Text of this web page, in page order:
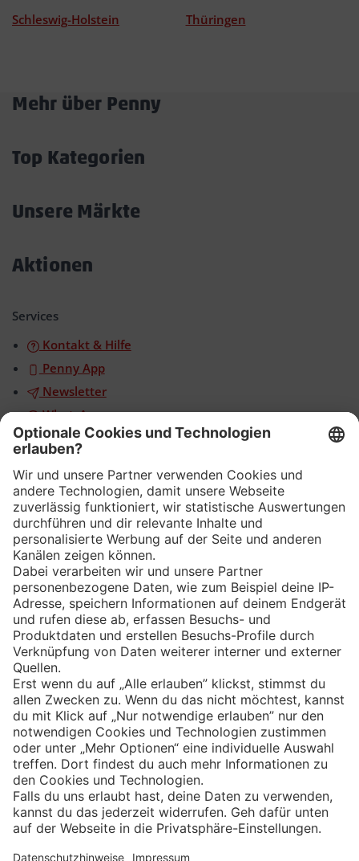
Schleswig-Holstein
Thüringen
Mehr über Penny
Top Kategorien
Unsere Märkte
Aktionen
Services
Kontakt & Hilfe
Penny App
Newsletter
WhatsApp
App
Eishockey
Impressum